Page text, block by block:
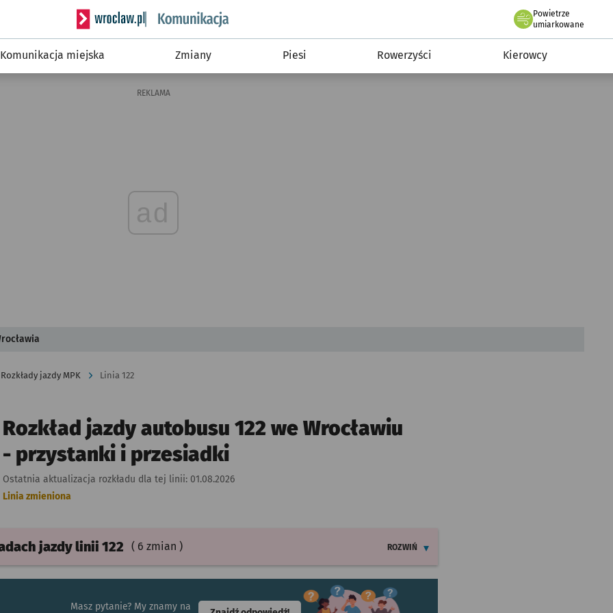
Serwis informacyjny wroclaw.pl podserwis: Komunikacja
Powietrze
we Wrocławiu
umiarkowane
Komunikacja miejska Zmiany Piesi Rowerzyści Kierowcy
REKLAMA
ad
Rozkłady jazdy MPK Linia 122
Rozkład jazdy autobusu 122 we Wrocławiu
- przystanki i przesiadki
Ostatnia aktualizacja rozkładu dla tej linii: 01.08.2026
Linia zmieniona
jazdylinii 122 ( 6 zmian )
ROZWIŃ
Masz pytanie? My znamy na